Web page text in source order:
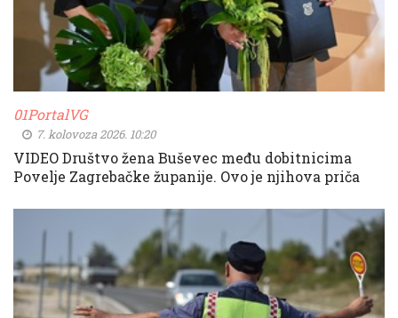
01PortalVG
7. kolovoza 2026. 10:20
VIDEO Društvo žena Buševec među dobitnicima
Povelje Zagrebačke županije. Ovo je njihova priča